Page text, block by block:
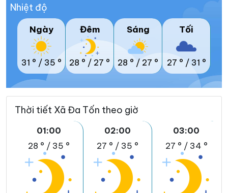
Nhiệt độ
Ngày
31 ° / 35 °
Đêm
28 ° / 27 °
Sáng
28 ° / 27 °
Tối
27 ° / 31 °
Thời tiết Xã Đa Tốn theo giờ
01:00
28 ° / 35 °
02:00
27 ° / 35 °
03:00
27 ° / 34 °